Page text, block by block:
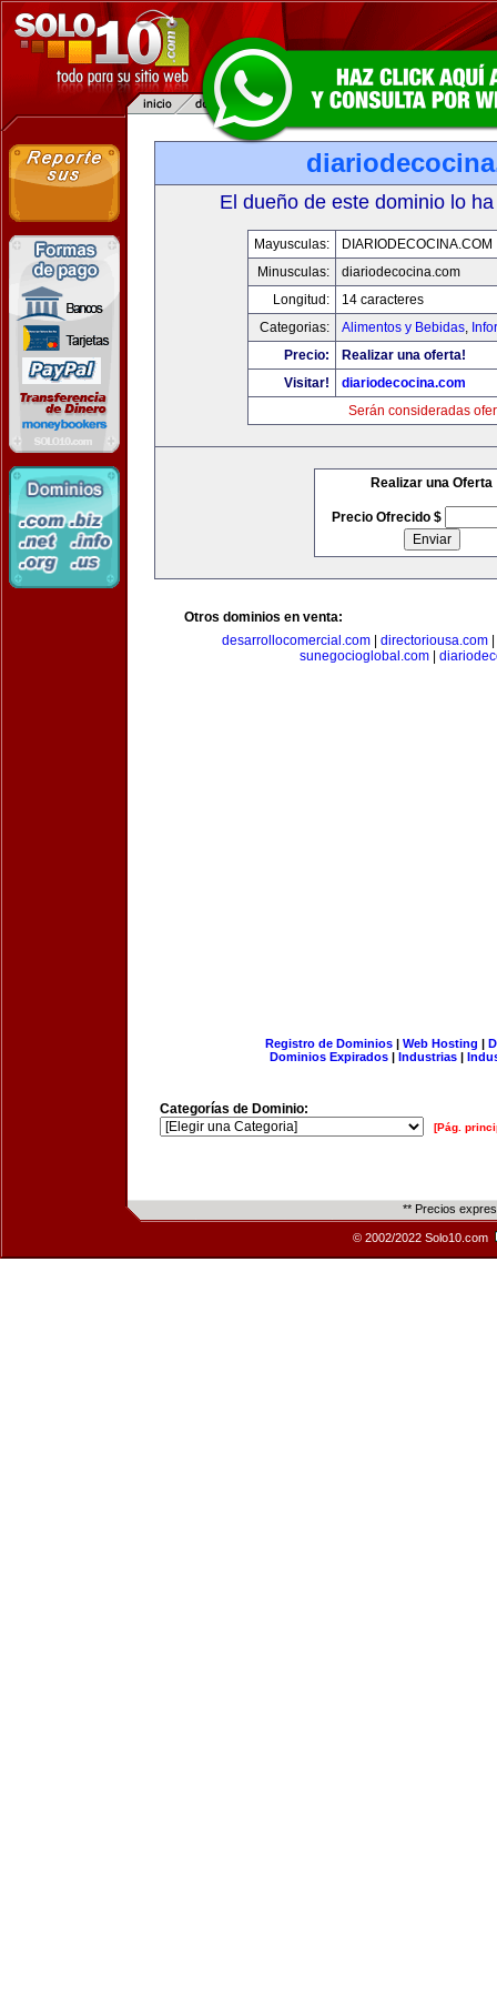
El dueño de este dominio lo
Mayusculas:
DIARIODECOCINA.COM
Minusculas:
diariodecocina.com
Longitud:
14 caracteres
Categorias:
Alimentos y Bebidas,
Precio:
Realizar una oferta!
Visitar!
diariodecocina.com
Serán consideradas
Realizar una Oferta
Precio Ofrecido $
Otros dominios en venta:
desarrollocomercial.com
directoriousa.com
sunegocioglobal.com|
Registro de Dominios| Web Hosting |
Dominios Expirados | Industrias |
Categorías de Dominio:
[Pág.
** Precios
© 2002/2022 Solo10.com